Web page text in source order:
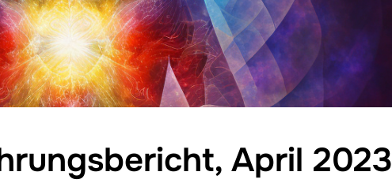
April 2023